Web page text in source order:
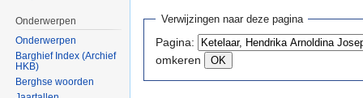
Verwijzingen naar deze pagina
Pagina:
omkeren
Onderwerpen
Onderwerpen
Barghief Index (Archief
HKB)
Berghse woorden